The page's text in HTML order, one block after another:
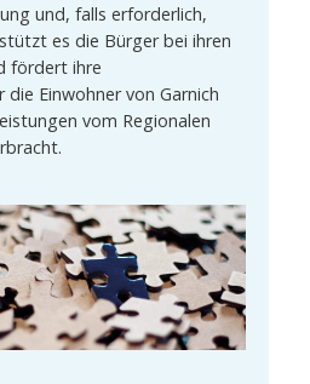
und, falls erforderlich,
es die Bürger bei ihren
fördert ihre
Einwohner von Garnich
vom Regionalen